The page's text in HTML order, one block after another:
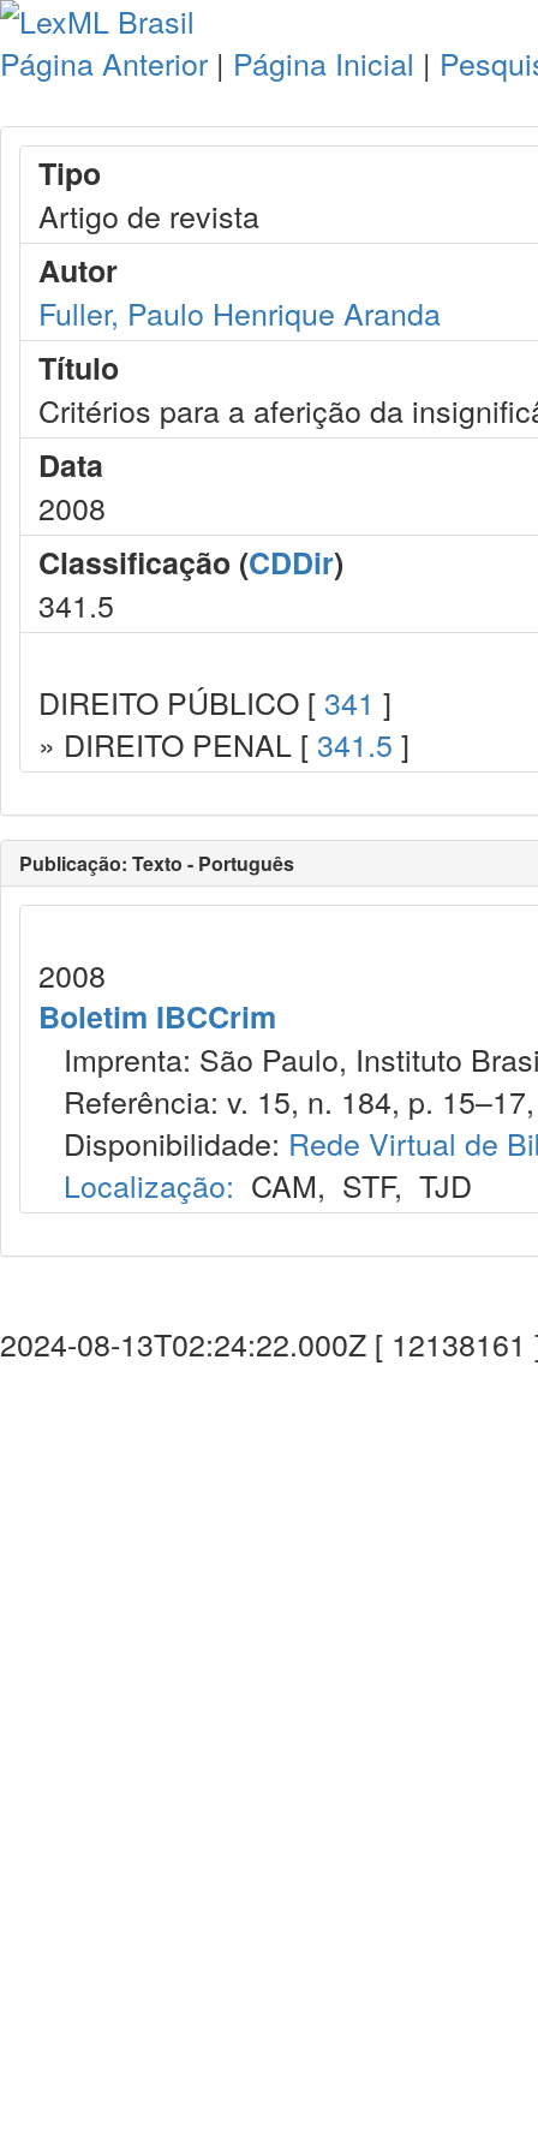
Página Anterior | Página Inicial |
Tipo
Artigo de revista
Autor
Fuller, Paulo Henrique Aranda
Título
Critérios para a aferição da
Data
2008
Classificação (CDDir)
341.5
DIREITO PÚBLICO [ 341 ]
» DIREITO PENAL [ 341.5 ]
Publicação: Texto - Português
2008
Boletim IBCCrim
Imprenta: São Paulo, Instituto
Referência: v. 15, n. 184, p.
Disponibilidade: Rede Virtual de
Localização: CAM, STF, TJD
2024-08-13T02:24:22.000Z [ 12138161